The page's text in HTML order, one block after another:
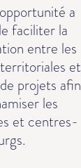
a
faciliter la
entre les
et
projets afin
les
et centres-